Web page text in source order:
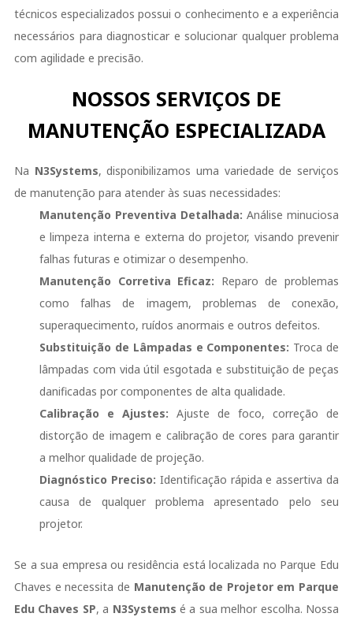
técnicos especializados possui o conhecimento e a experiência
necessários para diagnosticar e solucionar qualquer problema
com agilidade e precisão.
NOSSOS SERVIÇOS DE
MANUTENÇÃO ESPECIALIZADA
Na N3Systems, disponibilizamos uma variedade de serviços
de manutenção para atender às suas necessidades:
Manutenção Preventiva Detalhada: Análise minuciosa
e limpeza interna e externa do projetor, visando prevenir
falhas futuras e otimizar o desempenho.
Manutenção Corretiva Eficaz: Reparo de problemas
como falhas de imagem, problemas de conexão,
superaquecimento, ruídos anormais e outros defeitos.
Substituição de Lâmpadas e Componentes: Troca de
lâmpadas com vida útil esgotada e substituição de peças
danificadas por componentes de alta qualidade.
Calibração e Ajustes: Ajuste de foco, correção de
distorção de imagem e calibração de cores para garantir
a melhor qualidade de projeção.
Diagnóstico Preciso: Identificação rápida e assertiva da
causa de qualquer problema apresentado pelo seu
projetor.
Se a sua empresa ou residência está localizada no Parque Edu
Chaves e necessita de Manutenção de Projetor em Parque
Edu Chaves SP, a N3Systems é a sua melhor escolha. Nossa